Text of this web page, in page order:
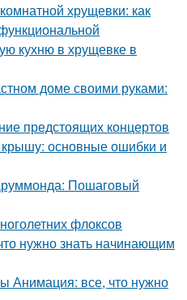
хрущевки: как
кухню в хрущевке в
доме своими руками:
предстоящих концертов
крышу: основные ошибки и
Пошаговый
флоксов
нужно знать начинающим
Анимация: все, что нужно